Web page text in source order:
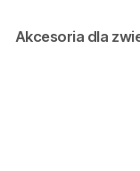
Akcesoria dla